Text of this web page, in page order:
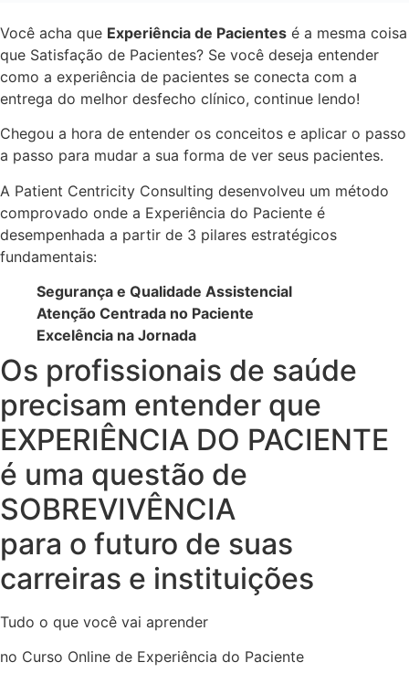
Você acha que Experiência de Pacientes é a mesma coisa
que Satisfação de Pacientes? Se você deseja entender
como a experiência de pacientes se conecta com a
entrega do melhor desfecho clínico, continue lendo!
Chegou a hora de entender os conceitos e aplicar o passo
a passo para mudar a sua forma de ver seus pacientes.
A Patient Centricity Consulting desenvolveu um método
comprovado onde a Experiência do Paciente é
desempenhada a partir de 3 pilares estratégicos
fundamentais:
Segurança e Qualidade Assistencial
Atenção Centrada no Paciente
Excelência na Jornada
Os profissionais de saúde
precisam entender que
EXPERIÊNCIA DO PACIENTE
é uma questão de
SOBREVIVÊNCIA
para o futuro de suas
carreiras e instituições
Tudo o que você vai aprender
no Curso Online de Experiência do Paciente